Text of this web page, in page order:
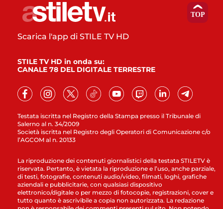
Testata iscritta nel Registro della Stampa presso il Tribunale di
Salerno al n. 34/2009
Società iscritta nel Registro degli Operatori di Comunicazione c/o
l’AGCOM al n. 20133
Scarica l'app di STILE TV HD
STILE TV HD in onda su:
CANALE 78 DEL DIGITALE TERRESTRE
La riproduzione dei contenuti giornalistici della testata STILETV è
riservata. Pertanto, è vietata la riproduzione e l’uso, anche parziale,
di testi, fotografie, contenuti audio/video, filmati, loghi, grafiche
aziendali e pubblicitarie, con qualsiasi dispositivo
elettronico/digitale o per mezzo di fotocopie, registrazioni, cover e
tutto quanto è ascrivibile a copia non autorizzata. La redazione